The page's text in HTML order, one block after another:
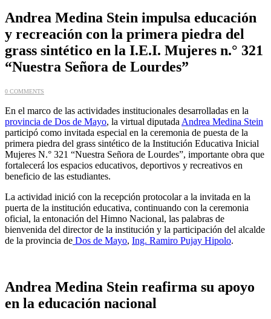
Andrea Medina Stein impulsa educación
y recreación con la primera piedra del
grass sintético en la I.E.I. Mujeres n.° 321
“Nuestra Señora de Lourdes”
0 COMMENTS
En el marco de las actividades institucionales desarrolladas en la
provincia de Dos de Mayo, la virtual diputada Andrea Medina Stein
participó como invitada especial en la ceremonia de puesta de la
primera piedra del grass sintético de la Institución Educativa Inicial
Mujeres N.° 321 “Nuestra Señora de Lourdes”, importante obra que
fortalecerá los espacios educativos, deportivos y recreativos en
beneficio de las estudiantes.
La actividad inició con la recepción protocolar a la invitada en la
puerta de la institución educativa, continuando con la ceremonia
oficial, la entonación del Himno Nacional, las palabras de
bienvenida del director de la institución y la participación del alcalde
de la provincia de Dos de Mayo, Ing. Ramiro Pujay Hipolo.
Andrea Medina Stein reafirma su apoyo
en la educación nacional